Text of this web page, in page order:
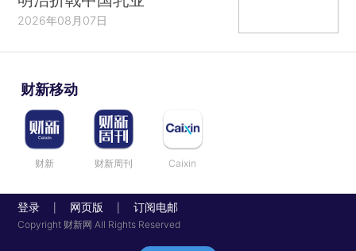
2026年08月07日
财新移动
财新 财新周刊 Caixin
登录 网页版 订阅电邮
Copyright 财新网 All Rights Reserved